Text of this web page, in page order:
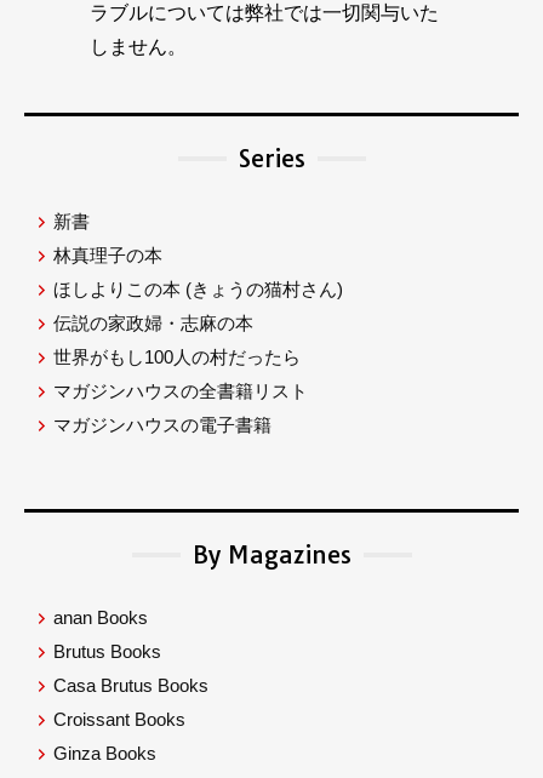
ラブルについては弊社では一切関与いた
しません。
Series
新書
林真理子の本
ほしよりこの本 (きょうの猫村さん)
伝説の家政婦・志麻の本
世界がもし100人の村だったら
マガジンハウスの全書籍リスト
マガジンハウスの電子書籍
By Magazines
anan Books
Brutus Books
Casa Brutus Books
Croissant Books
Ginza Books